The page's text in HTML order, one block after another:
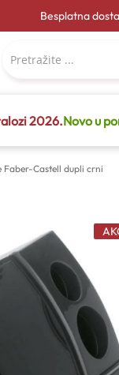
Besplatna
2026.Novo u
Faber-Castell dupli crni